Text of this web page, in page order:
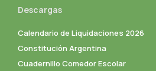
Descargas
Calendario de Liquidaciones 2026
Constitución Argentina
Cuadernillo Comedor Escolar